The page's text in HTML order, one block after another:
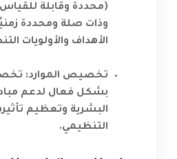
(محددة وقابلة
وذات صلة ومحددة
الأهداف والأولويات
تخصيص الموارد:
بشكل فعال لدعم
البشرية وتعظيم
التنظيمي.